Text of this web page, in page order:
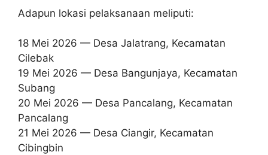
Adapun lokasi pelaksanaan meliputi:
18 Mei 2026 — Desa Jalatrang, Kecamatan
Cilebak
19 Mei 2026 — Desa Bangunjaya, Kecamatan
Subang
20 Mei 2026 — Desa Pancalang, Kecamatan
Pancalang
21 Mei 2026 — Desa Ciangir, Kecamatan
Cibingbin